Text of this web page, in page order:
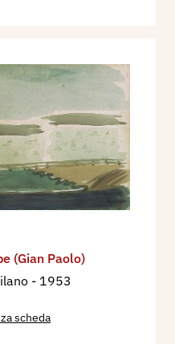
(Gian Paolo)
- 1953
scheda